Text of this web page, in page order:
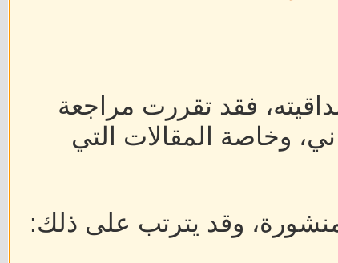
فقد تقررت مراجعة
وخاصة المقالات التي
وقد يترتب على ذلك: